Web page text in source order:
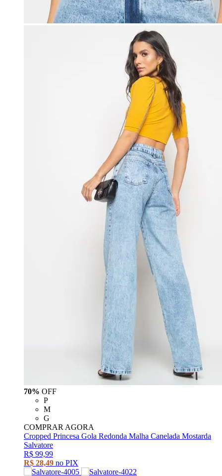
70% OFF
P
M
G
COMPRAR AGORA
Cropped Princesa Gola Redonda Malha Canelada Mostarda
Salvatore
R$ 99,99
R$ 28,49 no PIX